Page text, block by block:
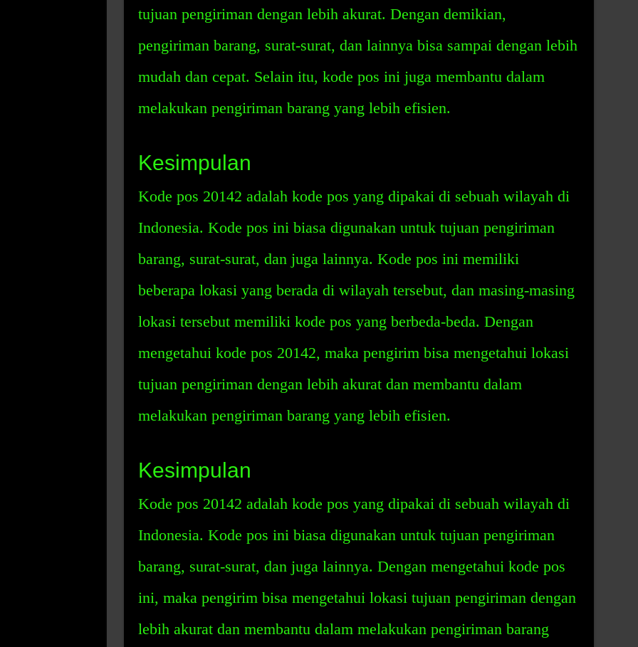
tujuan pengiriman dengan lebih akurat. Dengan demikian,
pengiriman barang, surat-surat, dan lainnya bisa sampai dengan lebih
mudah dan cepat. Selain itu, kode pos ini juga membantu dalam
melakukan pengiriman barang yang lebih efisien.
Kesimpulan
Kode pos 20142 adalah kode pos yang dipakai di sebuah wilayah di
Indonesia. Kode pos ini biasa digunakan untuk tujuan pengiriman
barang, surat-surat, dan juga lainnya. Kode pos ini memiliki
beberapa lokasi yang berada di wilayah tersebut, dan masing-masing
lokasi tersebut memiliki kode pos yang berbeda-beda. Dengan
mengetahui kode pos 20142, maka pengirim bisa mengetahui lokasi
tujuan pengiriman dengan lebih akurat dan membantu dalam
melakukan pengiriman barang yang lebih efisien.
Kesimpulan
Kode pos 20142 adalah kode pos yang dipakai di sebuah wilayah di
Indonesia. Kode pos ini biasa digunakan untuk tujuan pengiriman
barang, surat-surat, dan juga lainnya. Dengan mengetahui kode pos
ini, maka pengirim bisa mengetahui lokasi tujuan pengiriman dengan
lebih akurat dan membantu dalam melakukan pengiriman barang